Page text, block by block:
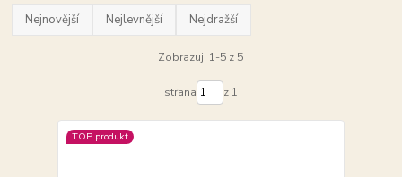
Nejnovější Nejlevnější Nejdražší
Zobrazuji 1-5 z 5
strana z 1
TOP produkt